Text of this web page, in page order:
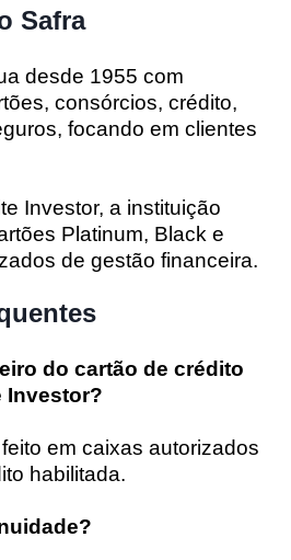
Safra
desde 1955 com
consórcios, crédito,
focando em clientes
Investor, a instituição
Platinum, Black e
de gestão financeira.
do cartão de crédito
Investor?
em caixas autorizados
habilitada.